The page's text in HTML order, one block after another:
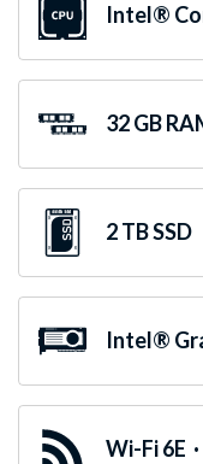
Intel®
32 GB
2 TB SSD
Intel®
Wi-Fi 6E